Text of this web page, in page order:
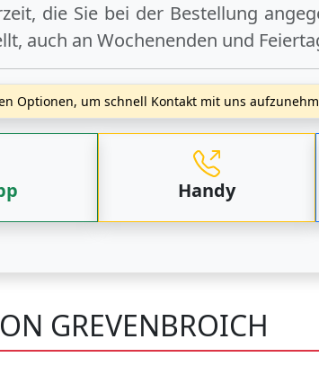
die Sie bei der Bestellung
auch an Wochenenden und
Optionen, um schnell Kontakt mit uns
Handy
GREVENBROICH